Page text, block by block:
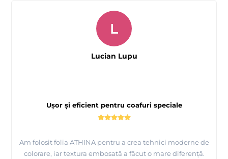
Ușor și eficient pentru coafuri speciale
Am folosit folia ATHINA pentru a crea tehnici moderne de
colorare, iar textura embosată a făcut o mare diferență.
L
Lucian Lupu